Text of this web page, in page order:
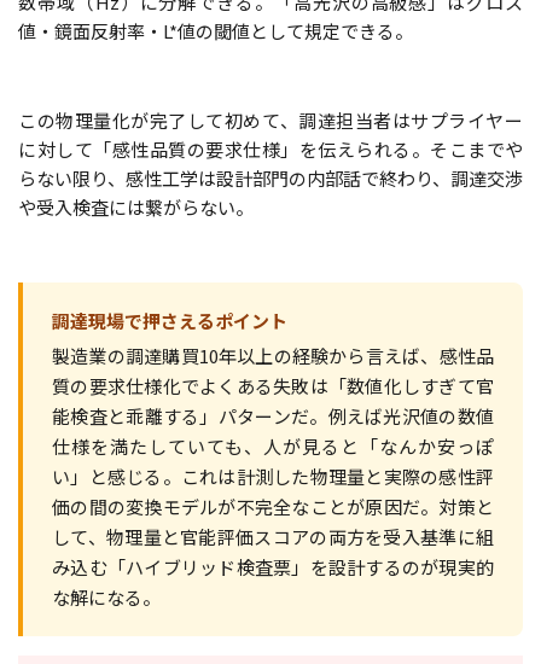
値・鏡面反射率・L*値の閾値として規定できる。
この物理量化が完了して初めて、調達担当者はサプライヤー
に対して「感性品質の要求仕様」を伝えられる。そこまでや
らない限り、感性工学は設計部門の内部話で終わり、調達交渉
や受入検査には繋がらない。
調達現場で押さえるポイント
製造業の調達購買10年以上の経験から言えば、感性品
質の要求仕様化でよくある失敗は「数値化しすぎて官
能検査と乖離する」パターンだ。例えば光沢値の数値
仕様を満たしていても、人が見ると「なんか安っぽ
い」と感じる。これは計測した物理量と実際の感性評
価の間の変換モデルが不完全なことが原因だ。対策と
して、物理量と官能評価スコアの両方を受入基準に組
み込む「ハイブリッド検査票」を設計するのが現実的
な解になる。